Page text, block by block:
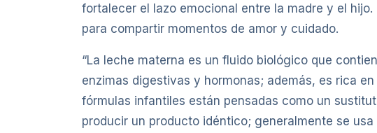
fortalecer el lazo emocional entre la madre y el
para compartir momentos de amor y cuidado.
“La leche materna es un fluido biológico que
enzimas digestivas y hormonas; además, es rica
fórmulas infantiles están pensadas como un
producir un producto idéntico; generalmente se